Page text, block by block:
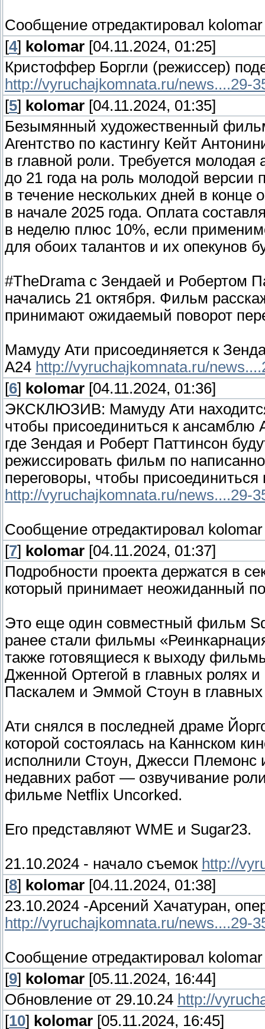
Сообщение отредактировал kolomar
[4] kolomar [04.11.2024, 01:25]
Кристоффер Боргли (режиссер)
http://vyruchajkomnata.ru/news....29-
[5] kolomar [04.11.2024, 01:35]
Безымянный художественный
Агентство по кастингу Кейт
в главной роли. Требуется
до 21 года на роль молодой версии
в течение нескольких дней в
в начале 2025 года. Оплата
в неделю плюс 10%, если
для обоих талантов и их опекунов
#TheDrama с Зендаей и Робертом
начались 21 октября. Фильм
принимают ожидаемый поворот
Мамуду Ати присоединяется к
A24 http://vyruchajkomnata.ru/
[6] kolomar [04.11.2024, 01:36]
ЭКСКЛЮЗИВ: Мамуду Ати
чтобы присоединиться к
где Зендая и Роберт Паттинсон
режиссировать фильм по
переговоры, чтобы присоединиться
http://vyruchajkomnata.ru/news....29-
Сообщение отредактировал kolomar
[7] kolomar [04.11.2024, 01:37]
Подробности проекта держатся в
который принимает неожиданный
Это еще один совместный фильм
ранее стали фильмы
также готовящиеся к выходу
Дженной Ортегой в главных ролях
Паскалем и Эммой Стоун в главных
Ати снялся в последней драме
которой состоялась на Каннском
исполнили Стоун, Джесси Племонс
недавних работ — озвучивание
фильме Netflix Uncorked.
Его представляют WME и Sugar23.
21.10.2024 - начало съемок http://
[8] kolomar [04.11.2024, 01:38]
23.10.2024 -Арсений Хачатуран,
http://vyruchajkomnata.ru/news....29-
Сообщение отредактировал kolomar
[9] kolomar [05.11.2024, 16:44]
Обновление от 29.10.24 http://
[10] kolomar [05.11.2024, 16:45]